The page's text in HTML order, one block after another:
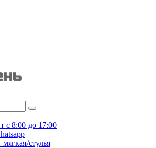
с 8:00 до 17:00
стулья